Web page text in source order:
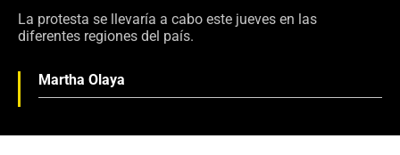
La protesta se llevaría a cabo este jueves en las
diferentes regiones del país.
Martha Olaya